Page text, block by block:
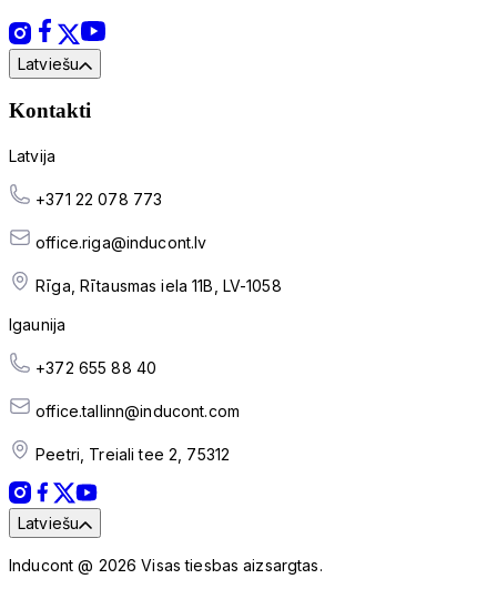
Latviešu
Kontakti
Latvija
+371 22 078 773
office.riga@inducont.lv
Rīga, Rītausmas iela 11B, LV-1058
Igaunija
+372 655 88 40
office.tallinn@inducont.com
Peetri, Treiali tee 2, 75312
Latviešu
Inducont @ 2026 Visas tiesbas aizsargtas.